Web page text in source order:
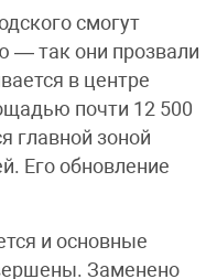
смогут
— так они прозвали
в центре
почти 12 500
главной зоной
Его обновление
и основные
Заменено